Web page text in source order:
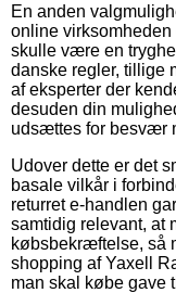
En anden
online
skulle være en
danske regler, tillige
af eksperter der
desuden din
udsættes for besvær
Udover dette er det
basale vilkår i
returret e-handlen
samtidig relevant, at
købsbekræftelse, så
shopping af Yaxell
man skal købe gave